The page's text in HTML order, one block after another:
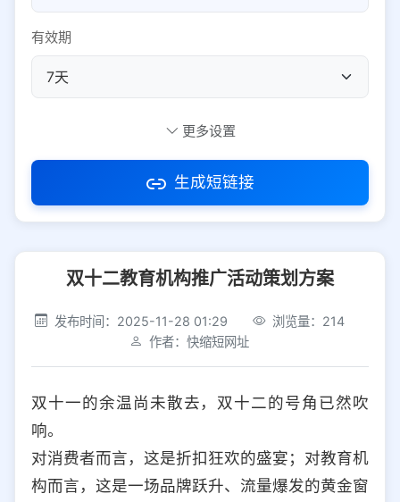
有效期
访问密码
社交平台 电商平台
选择防红平台类型，避免链接被拦截
选择允许访问的平台类型
更多设置
生成短链接
双十二教育机构推广活动策划方案
发布时间：2025-11-28 01:29
浏览量：214
作者：快缩短网址
双十一的余温尚未散去，双十二的号角已然吹
响。
对消费者而言，这是折扣狂欢的盛宴；对教育机
构而言，这是一场品牌跃升、流量爆发的黄金窗